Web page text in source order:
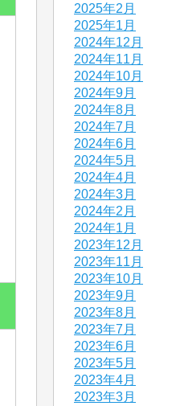
2025年2月
2025年1月
2024年12月
2024年11月
2024年10月
2024年9月
2024年8月
2024年7月
2024年6月
2024年5月
2024年4月
2024年3月
2024年2月
2024年1月
2023年12月
2023年11月
2023年10月
2023年9月
2023年8月
2023年7月
2023年6月
2023年5月
2023年4月
2023年3月